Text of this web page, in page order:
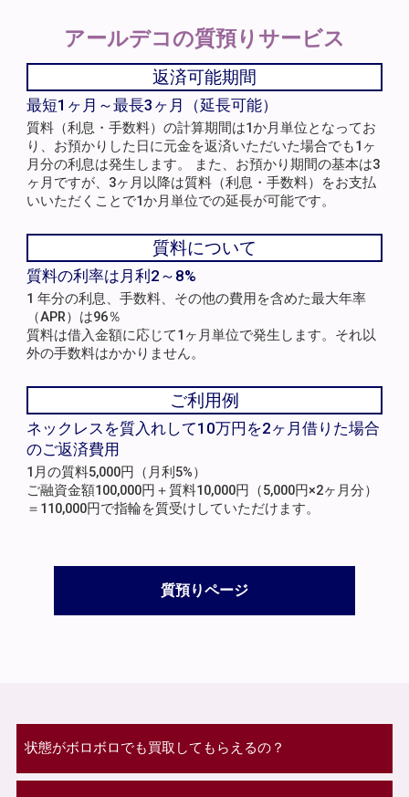
アールデコの質預りサービス
返済可能期間
最短1ヶ月～最長3ヶ月（延長可能）
質料（利息・手数料）の計算期間は1か月単位となってお
り、お預かりした日に元金を返済いただいた場合でも1ヶ
月分の利息は発生します。 また、お預かり期間の基本は3
ヶ月ですが、3ヶ月以降は質料（利息・手数料）をお支払
いいただくことで1か月単位での延長が可能です。
質料について
質料の利率は月利2～8%
1 年分の利息、手数料、その他の費用を含めた最大年率
（APR）は96％
質料は借入金額に応じて1ヶ月単位で発生します。それ以
外の手数料はかかりません。
ご利用例
ネックレスを質入れして10万円を2ヶ月借りた場合
のご返済費用
1月の質料5,000円（月利5%）
ご融資金額100,000円＋質料10,000円（5,000円×2ヶ月分）
＝110,000円で指輪を質受けしていただけます。
質預りページ
状態がボロボロでも買取してもらえるの？